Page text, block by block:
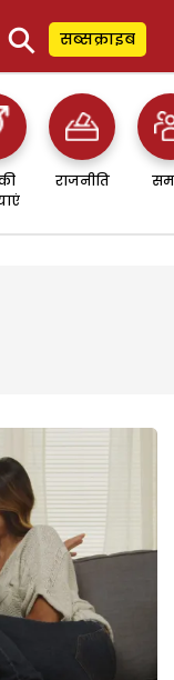
⚲ सब्सक्राइब
राजनीति